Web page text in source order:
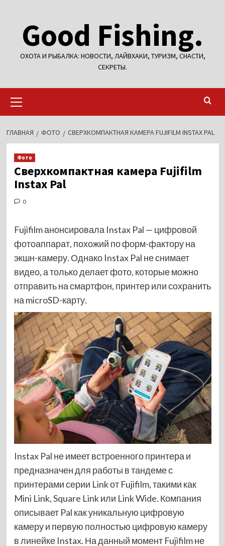
содержимому
Good Fishing.
ОХОТА И РЫБАЛКА: НОВОСТИ, ЛАЙВХАКИ, ТУРИЗМ, СНАСТИ,
СЕКРЕТЫ.
меню
ГЛАВНАЯ ФОТО СВЕРХКОМПАКТНАЯ КАМЕРА FUJIFILM INSTAX PAL
Фото
Сверхкомпактная камера Fujifilm
Instax Pal
0
Fujifilm анонсировала Instax Pal — цифровой
фотоаппарат, похожий по форм-фактору на
экшн-камеру. Однако Instax Pal не снимает
видео, а только делает фото, которые можно
отправить на смартфон, принтер или сохранить
на microSD-карту.
Instax Pal не имеет встроенного принтера и
предназначен для работы в тандеме с
принтерами серии Link от Fujifilm, такими как
Mini Link, Square Link или Link Wide. Компания
описывает Pal как уникальную цифровую
камеру и первую полностью цифровую камеру
в линейке Instax. На данный момент Fujifilm не